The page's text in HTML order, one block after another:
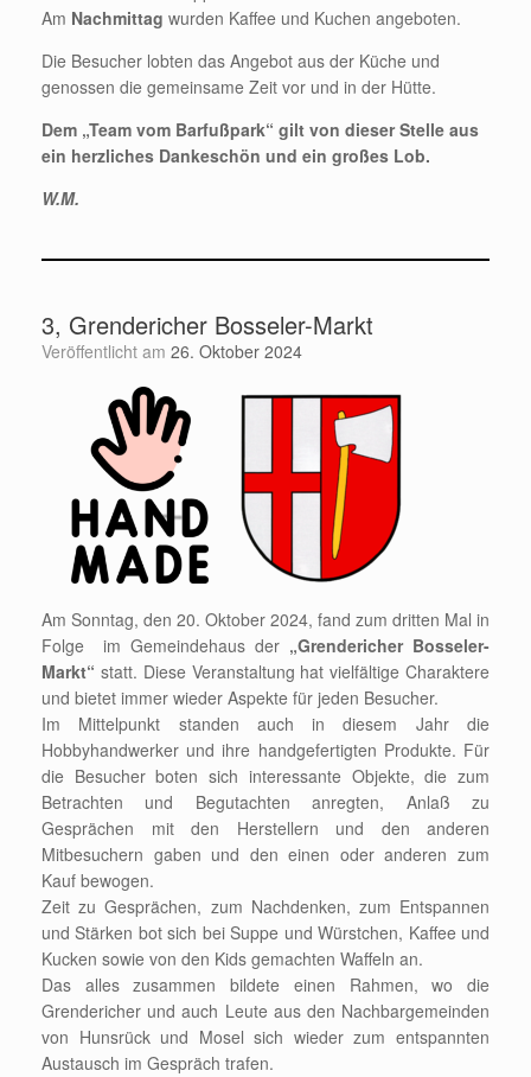
Am Nachmittag wurden Kaffee und Kuchen angeboten.
Die Besucher lobten das Angebot aus der Küche und
genossen die gemeinsame Zeit vor und in der Hütte.
Dem „Team vom Barfußpark“ gilt von dieser Stelle aus
ein herzliches Dankeschön und ein großes Lob.
W.M.
3, Grendericher Bosseler-Markt
Veröffentlicht am 26. Oktober 2024
Am Sonntag, den 20. Oktober 2024, fand zum dritten Mal in
Folge im Gemeindehaus der „Grendericher Bosseler-
Markt“ statt. Diese Veranstaltung hat vielfältige Charaktere
und bietet immer wieder Aspekte für jeden Besucher.
Im Mittelpunkt standen auch in diesem Jahr die
Hobbyhandwerker und ihre handgefertigten Produkte. Für
die Besucher boten sich interessante Objekte, die zum
Betrachten und Begutachten anregten, Anlaß zu
Gesprächen mit den Herstellern und den anderen
Mitbesuchern gaben und den einen oder anderen zum
Kauf bewogen.
Zeit zu Gesprächen, zum Nachdenken, zum Entspannen
und Stärken bot sich bei Suppe und Würstchen, Kaffee und
Kucken sowie von den Kids gemachten Waffeln an.
Das alles zusammen bildete einen Rahmen, wo die
Grendericher und auch Leute aus den Nachbargemeinden
von Hunsrück und Mosel sich wieder zum entspannten
Austausch im Gespräch trafen.